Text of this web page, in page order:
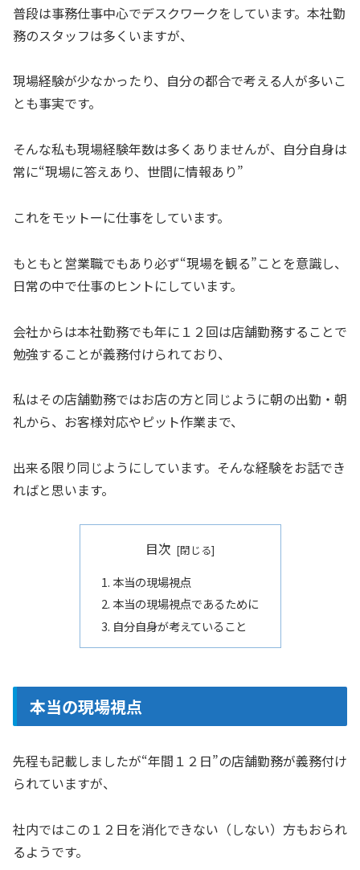
普段は事務仕事中心でデスクワークをしています。本社勤
務のスタッフは多くいますが、
現場経験が少なかったり、自分の都合で考える人が多いこ
とも事実です。
そんな私も現場経験年数は多くありませんが、自分自身は
常に“現場に答えあり、世間に情報あり”
これをモットーに仕事をしています。
もともと営業職でもあり必ず“現場を観る”ことを意識し、
日常の中で仕事のヒントにしています。
会社からは本社勤務でも年に１２回は店舗勤務することで
勉強することが義務付けられており、
私はその店舗勤務ではお店の方と同じように朝の出勤・朝
礼から、お客様対応やピット作業まで、
出来る限り同じようにしています。そんな経験をお話でき
ればと思います。
目次
本当の現場視点
本当の現場視点であるために
自分自身が考えていること
本当の現場視点
先程も記載しましたが“年間１２日”の店舗勤務が義務付け
られていますが、
社内ではこの１２日を消化できない（しない）方もおられ
るようです。